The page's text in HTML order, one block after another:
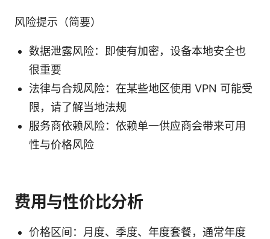
风险提示（简要）
数据泄露风险：即使有加密，设备本地安全也
很重要
法律与合规风险：在某些地区使用 VPN 可能受
限，请了解当地法规
服务商依赖风险：依赖单一供应商会带来可用
性与价格风险
费用与性价比分析
价格区间：月度、季度、年度套餐，通常年度